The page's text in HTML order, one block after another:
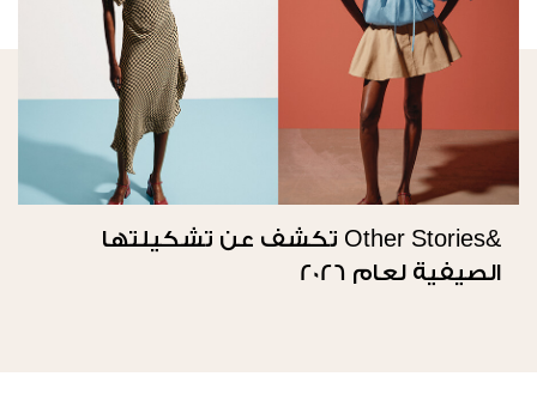
&Other Stories تكشف عن تشكيلتها
الصيفية لعام 2026